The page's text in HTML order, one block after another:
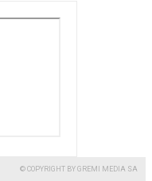
© COPYRIGHT BY GREMI MEDIA SA